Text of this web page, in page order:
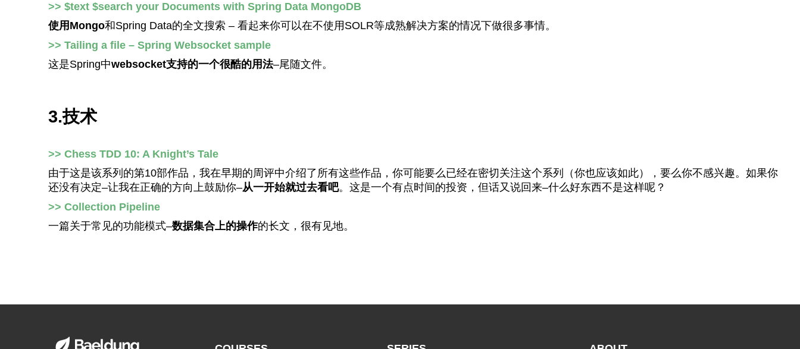
>> $text $search your Documents with Spring Data MongoDB
使用Mongo和Spring Data的全文搜索 – 看起来你可以在不使用SOLR等成熟解决方案的情况下做很多事情。
>> Tailing a file – Spring Websocket sample
这是Spring中websocket支持的一个很酷的用法–尾随文件。
3.技术
>> Chess TDD 10: A Knight’s Tale
由于这是该系列的第10部作品，我在早期的周评中介绍了所有这些作品，你可能要么已经在密切关注这个系列（你也应该如此），要么你不感兴趣。如果你
还没有决定–让我在正确的方向上鼓励你–从一开始就过去看吧。这是一个有点时间的投资，但话又说回来–什么好东西不是这样呢？
>> Collection Pipeline
一篇关于常见的功能模式–数据集合上的操作的长文，很有见地。